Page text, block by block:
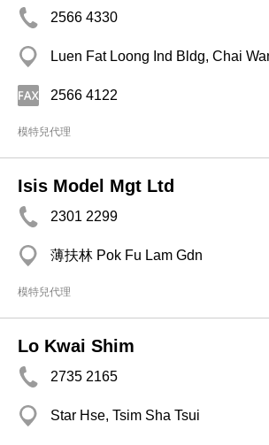
2566 4330
Luen Fat Loong Ind Bldg, Chai
2566 4122
模特兒代理
Isis Model Mgt Ltd
2301 2299
薄扶林 Pok Fu Lam Gdn
模特兒代理
Lo Kwai Shim
2735 2165
Star Hse, Tsim Sha Tsui